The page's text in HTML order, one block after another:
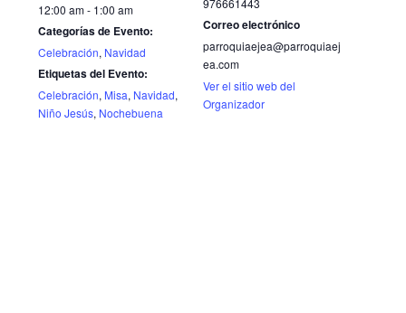
12:00 am - 1:00 am
Categorías de Evento:
Celebración, Navidad
Etiquetas del Evento:
Celebración, Misa, Navidad,
Niño Jesús, Nochebuena
Correo electrónico
parroquiaejea@parroquiaej
ea.com
Ver el sitio web del
Organizador